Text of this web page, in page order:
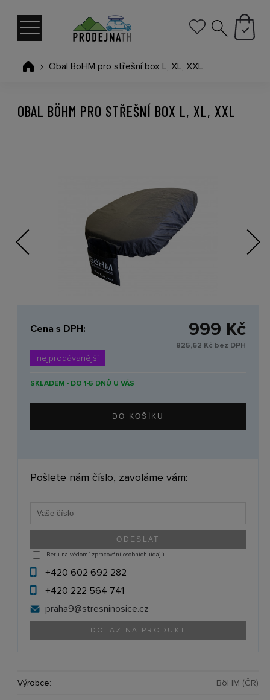
Obal BöHM pro střešní box L, XL, XXL
Previous Next
OBAL BÖHM PRO STŘEŠNÍ BOX L, XL, XXL
Cena s DPH: 999 Kč
825,62 Kč bez DPH
nejprodávanější
SKLADEM - DO 1-5 DNŮ U VÁS
Pošlete nám číslo, zavoláme vám:
Beru na vědomí zpracování osobních údajů.
+420 602 692 282
+420 222 564 741
praha9@stresninosice.cz
DOTAZ NA PRODUKT
Výrobce: BöHM (ČR)